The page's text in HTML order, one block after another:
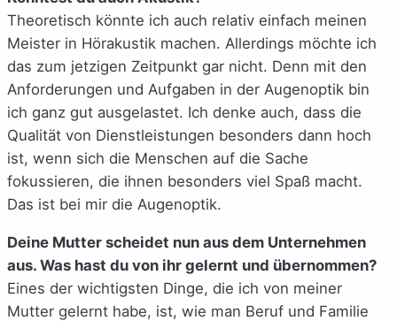
Theoretisch könnte ich auch relativ einfach meinen
Meister in Hörakustik machen. Allerdings möchte ich
das zum jetzigen Zeitpunkt gar nicht. Denn mit den
Anforderungen und Aufgaben in der Augenoptik bin
ich ganz gut ausgelastet. Ich denke auch, dass die
Qualität von Dienstleistungen besonders dann hoch
ist, wenn sich die Menschen auf die Sache
fokussieren, die ihnen besonders viel Spaß macht.
Das ist bei mir die Augenoptik.
Deine Mutter scheidet nun aus dem Unternehmen
aus. Was hast du von ihr gelernt und übernommen?
Eines der wichtigsten Dinge, die ich von meiner
Mutter gelernt habe, ist, wie man Beruf und Familie